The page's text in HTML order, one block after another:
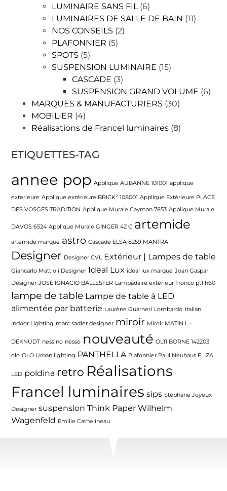
LUMINAIRE SANS FIL(6)
LUMINAIRES DE SALLE DE BAIN (11)
NOS CONSEILS (2)
PLAFONNIER (5)
SPOTS (5)
SUSPENSION LUMINAIRE (15)
CASCADE (3)
SUSPENSION GRAND VOLUME (6)
MARQUES & MANUFACTURIERS (30)
MOBILIER (4)
Réalisations de Francel luminaires (8)
ETIQUETTES-TAG
annee pop Applique AUBANNE 101001 applique
exterieure Applique extérieure BRICK² 108001 Applique Extérieure PLACE
DES VOSGES TRADITION Applique Murale Cayman 7853 Applique Murale
DAVOS 6524 Applique Murale GINGER 42 C artemide
artemide marque astro Cascade ELSA 8259 MANTRA
Designer Designer CVL Extérieur | Lampes de table
Giancarlo Mattioli Designer Ideal Lux ideal lux marque Joan Gaspar
Designer JOSÉ IGNACIO BALLESTER Lampadaire extérieur Tronco pt1 h60
lampe de table Lampe de table à LED
alimentée par batterie Laurène Guarneri Lombardo. Italian
Indoor Lighting marc sadler designer miroir Miroir MATIN L -
DEKNUDT nessino nesso nouveauté OL11 BORNE 142203
olo OLO Urban lighting PANTHELLA Plafonnier Paul Neuhaus ELIZA
LED poldina retro Réalisations
Francel luminaires sips Stéphane Joyeux
Designer suspension Think Paper Wilhelm
Wagenfeld Émilie Cathelineau